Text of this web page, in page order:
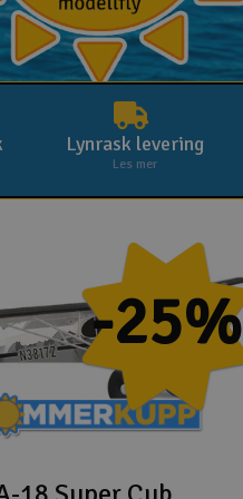
Charge Case)
Lynrask levering
Les mer
-25%